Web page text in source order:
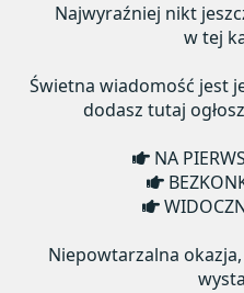
Najwyraźniej nikt
w tej
Świetna wiadomość jest
dodasz tutaj
NA
Niepowtarzalna